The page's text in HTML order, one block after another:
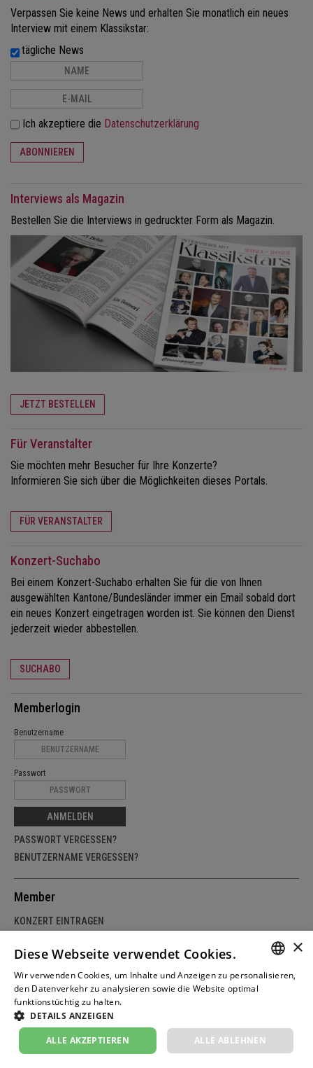
Verpassen Sie keine News und erhalten Sie monatlich ein neues
Interview mit einem Klassikstar:
tägliche News
Ich akzeptiere die Datenschutzerklärung
ABONNIEREN
Interviews als Magazin
Bestellen Sie die Interviews in gedruckter Form als Magazin.
JETZT BESTELLEN
Für Veranstalter
Sie möchten mehr Besucher für Ihre Konzerte?
Informieren Sie sich über die Möglichkeiten dieses Portals.
FÜR VERANSTALTER
Konzert-Suchabo
Bei einem Konzert-Suchabo erhalten Sie für die von Ihnen
ausgewählten Kantone/Bundesländer immer ein Email sobald dort
ein neues Konzert eingetragen worden ist. Sie können den Dienst
jederzeit wieder abbestellen.
SUCHABO
Memberlogin
Benutzername
Passwort
ANMELDEN
PASSWORT VERGESSEN?
BENUTZERNAME VERGESSEN?
Member
KONZERT EINTRAGEN
KONZERT STATISTIKEN
MEINE DATEN UND VERZEICHNISEINTRÄGE
MEMBER WERDEN
Informationen
×
Diese Webseite verwendet Cookies.
Wir verwenden Cookies, um Inhalte und Anzeigen zu personalisieren,
den Datenverkehr zu analysieren sowie die Website optimal
funktionstüchtig zu halten.
DETAILS ANZEIGEN
ALLE AKZEPTIEREN ALLE ABLEHNEN